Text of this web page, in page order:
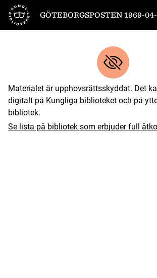
Till startsidan
GÖTEBORGSPOSTEN 1969-
Materialet är upphovsrättsskyddat. Det
digitalt på Kungliga biblioteket och på
bibliotek.
Se lista på bibliotek som erbjuder full